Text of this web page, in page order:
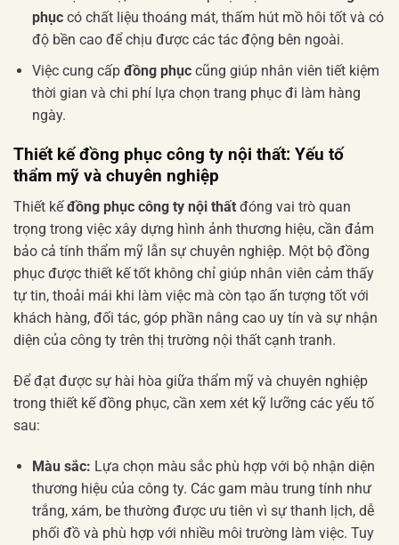
phụccó chất liệu thoáng mát, thấm hút mồ hôi tốt và có
độ bền cao để chịu được các tác động bên ngoài.
Việc cung cấp đồng phụccũng giúp nhân viên tiết kiệm
thời gian và chi phí lựa chọn trang phục đi làm hàng
ngày.
Thiết kếđồng phục công ty nội thất: Yếu tố
thẩm mỹ và chuyên nghiệp
Thiết kếđồng phục công ty nội thất đóng vai trò quan
trọng trong việc xây dựng hình ảnh thương hiệu, cần đảm
bảo cả tính thẩm mỹ lẫn sự chuyên nghiệp. Một bộ đồng
phục được thiết kế tốt không chỉ giúp nhân viên cảm thấy
tự tin, thoải mái khi làm việc mà còn tạo ấn tượng tốt với
khách hàng, đối tác, góp phần nâng cao uy tín và sự nhận
diện của công ty trên thị trường nội thất cạnh tranh.
Để đạt được sự hài hòa giữa thẩm mỹ và chuyên nghiệp
trong thiết kế đồng phục, cần xem xét kỹ lưỡng các yếu tố
sau:
Màu sắc: Lựa chọn màu sắc phù hợp với bộ nhận diện
thương hiệu của công ty. Các gam màu trung tính như
trắng, xám, be thường được ưu tiên vì sự thanh lịch, dễ
phối đồ và phù hợp với nhiều môi trường làm việc. Tuy